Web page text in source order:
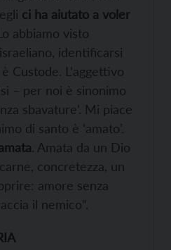
ci ha aiutato a voler
abbiamo visto
identificarsi
Custode. L’aggettivo
– per noi è sinonimo
sbavature’. Mi piace
di santo è ‘amato’.
. Amata da un Dio
concretezza, un
amore senza
il nemico”.